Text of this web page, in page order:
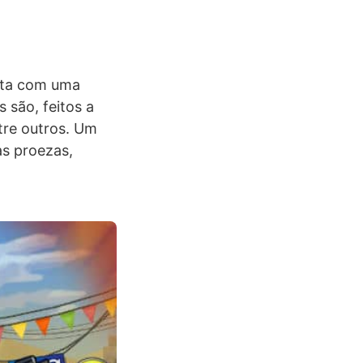
com uma
são, feitos a
outros. Um
proezas,